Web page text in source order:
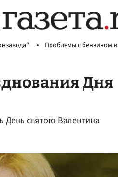
Проблемы с бензином в
Дня
День святого Валентина